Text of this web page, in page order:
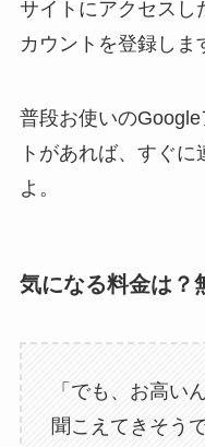
サイトにアクセスし
カウントを登録しま
普段お使いの
トがあれば、すぐ
よ。
気になる料金は？
「でも、お高い
聞こえてきそうで